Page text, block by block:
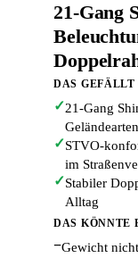
21-Gang
DAS GEFÄLLT
✓21-Gang
✓STVO-
im
✓Stabiler
Alltag
DAS KÖNNTE
−Gewicht